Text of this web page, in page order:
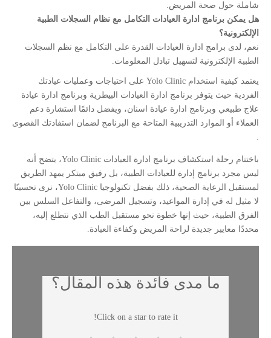
شاملة حول صحة المريض.
هل يمكن برنامج ادارة العيادات التكامل مع نظام السجلات الطبية
الإلكترونية؟
نعم، لدى برامج ادارة العيادات القدرة على التكامل مع نظم السجلات
الطبية الإلكترونية لتسهيل تبادل المعلومات.
يعتمد كيفية استخدام Yolo Clinic على احتياجات وعمليات عيادتك
الفردية حيث يتوفر برنامج ادارة العيادات البيطرية وبرنامج ادارة عيادة
علاج طبيعي وبرنامج ادارة عيادة اسنان، ويفضل دائمًا استشارة دعم
العملاء أو الموارد التدريبية المتاحة مع البرنامج لضمان استفادتك القصوى
.
باختتام رحلة استكشاف برنامج ادارة العيادات Yolo Clinic، يتضح أنه
ليس مجرد برنامج إدارة للعيادات الطبية، بل رفيق مبتكر يمهد الطريق
لمستقبل الرعاية الصحية، ذلك بفضل تكنولوجيا Yolo Clinic، نرى تحسينًا
لا مثيل له في إدارة المواعيد، وتسجيل المرضى، والتفاعل السلس بين
الفرق الطبية، حيث إنها خطوة نحو مستقبل الطب الذي نتطلع إليه،
محددًا معايير جديدة لراحة المريض وكفاءة العيادة.
ما مدى فائدة هذه المقال؟
Click on a star to rate it!